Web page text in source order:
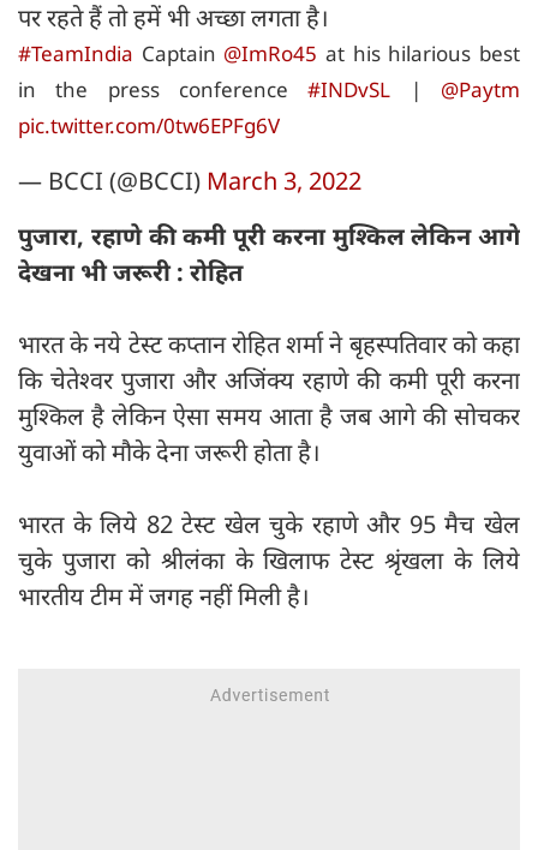
पर रहते हैं तो हमें भी अच्छा लगता है।
#TeamIndia Captain @ImRo45 at his hilarious best
in the press conference#INDvSL | @Paytm
pic.twitter.com/0tw6EPFg6V
— BCCI (@BCCI) March 3, 2022
पुजारा, रहाणे की कमी पूरी करना मुश्किल लेकिन आगे
देखना भी जरूरी : रोहित
भारत के नये टेस्ट कप्तान रोहित शर्मा ने बृहस्पतिवार को कहा
कि चेतेश्वर पुजारा और अजिंक्य रहाणे की कमी पूरी करना
मुश्किल है लेकिन ऐसा समय आता है जब आगे की सोचकर
युवाओं को मौके देना जरूरी होता है।
भारत के लिये 82 टेस्ट खेल चुके रहाणे और 95 मैच खेल
चुके पुजारा को श्रीलंका के खिलाफ टेस्ट श्रृंखला के लिये
भारतीय टीम में जगह नहीं मिली है।